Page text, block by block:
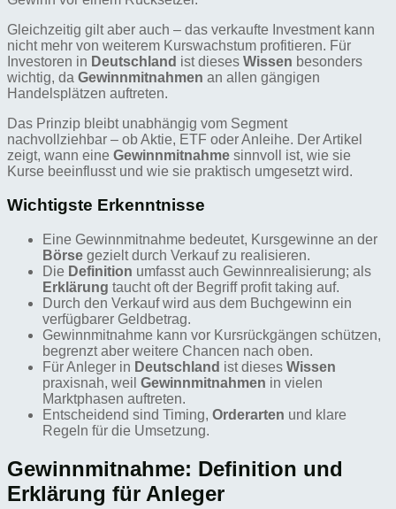
Gleichzeitig gilt aber auch – das verkaufte Investment kann
nicht mehr von weiterem Kurswachstum profitieren. Für
Investoren in Deutschland ist dieses Wissen besonders
wichtig, da Gewinnmitnahmen an allen gängigen
Handelsplätzen auftreten.
Das Prinzip bleibt unabhängig vom Segment
nachvollziehbar – ob Aktie, ETF oder Anleihe. Der Artikel
zeigt, wann eine Gewinnmitnahme sinnvoll ist, wie sie
Kurse beeinflusst und wie sie praktisch umgesetzt wird.
Wichtigste Erkenntnisse
Eine Gewinnmitnahme bedeutet, Kursgewinne an der
Börse gezielt durch Verkauf zu realisieren.
Die Definition umfasst auch Gewinnrealisierung; als
Erklärung taucht oft der Begriff profit taking auf.
Durch den Verkauf wird aus dem Buchgewinn ein
verfügbarer Geldbetrag.
Gewinnmitnahme kann vor Kursrückgängen schützen,
begrenzt aber weitere Chancen nach oben.
Für Anleger in Deutschland ist dieses Wissen
praxisnah, weil Gewinnmitnahmen in vielen
Marktphasen auftreten.
Entscheidend sind Timing, Orderarten und klare
Regeln für die Umsetzung.
Gewinnmitnahme: Definition und
Erklärung für Anleger